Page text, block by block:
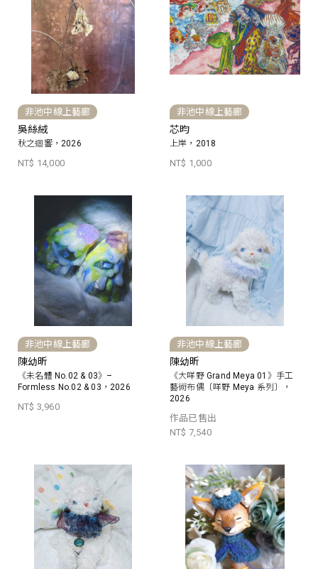
非池中線上藝廊
吳絲絨
秋之迴響，2026
NT$ 14,000
非池中線上藝廊
芯昀
上岸，2018
NT$ 1,000
非池中線上藝廊
陳幼昕
《未名體 No.02 & 03》–
Formless No.02 & 03，2026
NT$ 3,960
非池中線上藝廊
陳幼昕
《大咩野 Grand Meya 01》手工
藝術布偶〔咩野 Meya 系列〕，
2026
作品已售出
NT$ 7,540